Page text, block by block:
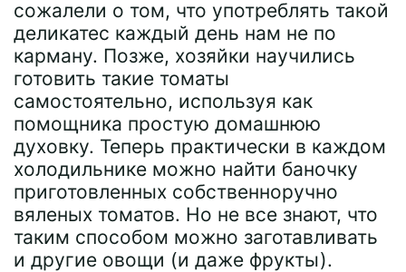
сожалели о том, что употреблять такой
деликатес каждый день нам не по
карману. Позже, хозяйки научились
готовить такие томаты
самостоятельно, используя как
помощника простую домашнюю
духовку. Теперь практически в каждом
холодильнике можно найти баночку
приготовленных собственноручно
вяленых томатов. Но не все знают, что
таким способом можно заготавливать
и другие овощи (и даже фрукты).